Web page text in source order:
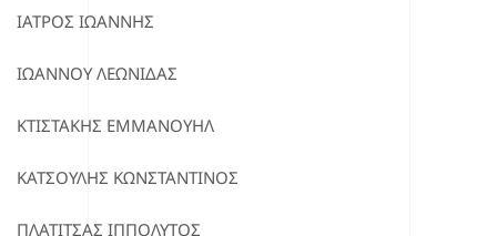
ΙΑΤΡΟΣ ΙΩΑΝΝΗΣ
ΙΩΑΝΝΟΥ ΛΕΩΝΙΔΑΣ
ΚΤΙΣΤΑΚΗΣ ΕΜΜΑΝΟΥΗΛ
ΚΑΤΣΟΥΛΗΣ ΚΩΝΣΤΑΝΤΙΝΟΣ
ΠΛΑΤΙΤΣΑΣ ΙΠΠΟΛΥΤΟΣ